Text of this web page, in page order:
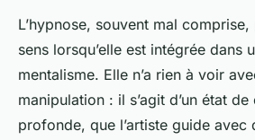
L’hypnose, souvent mal
sens lorsqu’elle est intégrée dans
mentalisme. Elle n’a rien à voir
manipulation : il s’agit d’un état
profonde, que l’artiste guide